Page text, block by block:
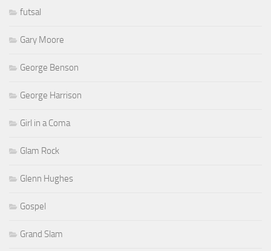
futsal
Gary Moore
George Benson
George Harrison
Girl in a Coma
Glam Rock
Glenn Hughes
Gospel
Grand Slam